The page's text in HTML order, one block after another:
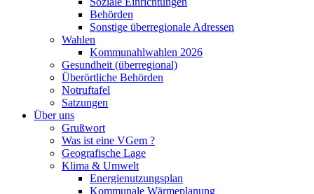
Behörden
Sonstige überregionale Adressen
Wahlen
Kommunahlwahlen 2026
Gesundheit (überregional)
Überörtliche Behörden
Notruftafel
Satzungen
Über uns
Grußwort
Was ist eine VGem ?
Geografische Lage
Klima & Umwelt
Energienutzungsplan
Kommunale Wärmeplanung